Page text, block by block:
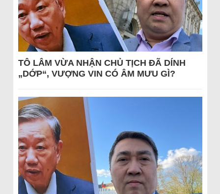
TÔ LÂM VỪA NHẬN CHỦ TỊCH ĐÃ DÍNH
„DỚP“, VƯỢNG VIN CÓ ÂM MƯU GÌ?